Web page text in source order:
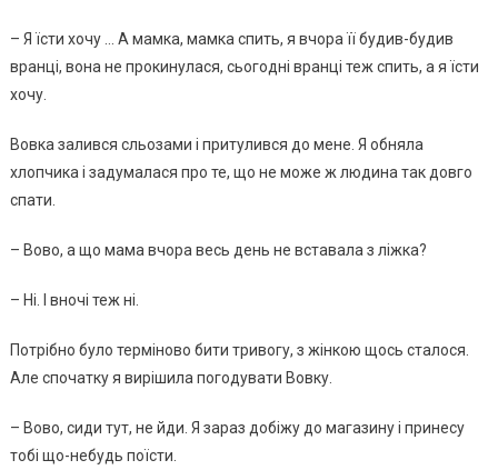
– Я їсти хочу … А мамка, мамка спить, я вчора її будив-будив
вранці, вона не прокинулася, сьогодні вранці теж спить, а я їсти
хочу.
Вовка залився сльозами і притулився до мене. Я обняла
хлопчика і задумалася про те, що не може ж людина так довго
спати.
– Вово, а що мама вчора весь день не вставала з ліжка?
– Ні. І вночі теж ні.
Потрібно було терміново бити тривогу, з жінкою щось сталося.
Але спочатку я вирішила погодувати Вовку.
– Вово, сиди тут, не йди. Я зараз добіжу до магазину і принесу
тобі що-небудь поїсти.